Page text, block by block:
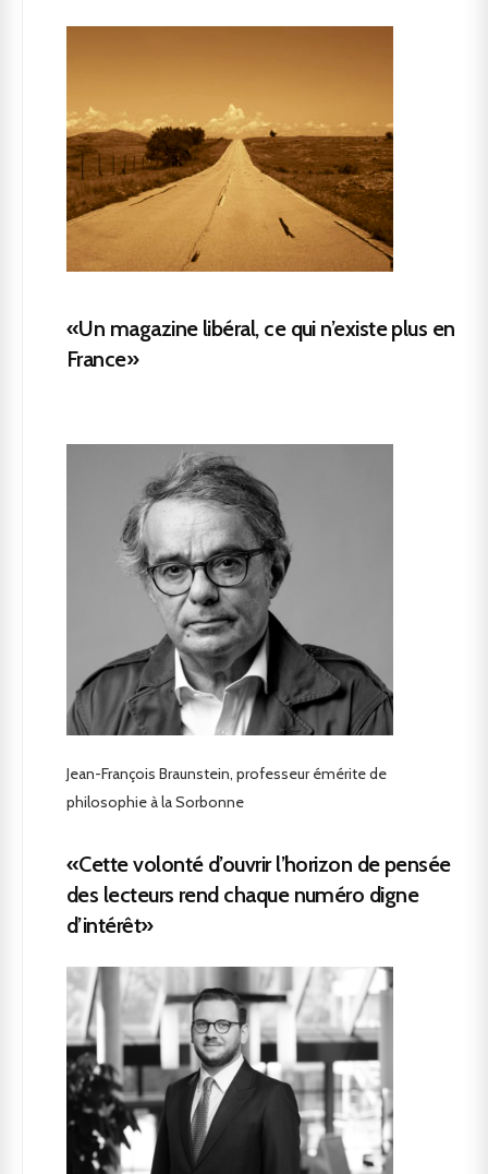
«Un magazine libéral, ce qui n’existe plus en
France»
Jean-François Braunstein, professeur émérite de
philosophie à la Sorbonne
«Cette volonté d’ouvrir l’horizon de pensée
des lecteurs rend chaque numéro digne
d’intérêt»